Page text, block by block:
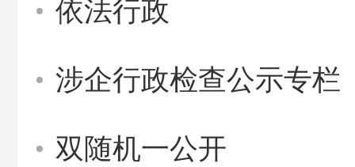
依法行政
涉企行政检查公示专栏
双随机一公开